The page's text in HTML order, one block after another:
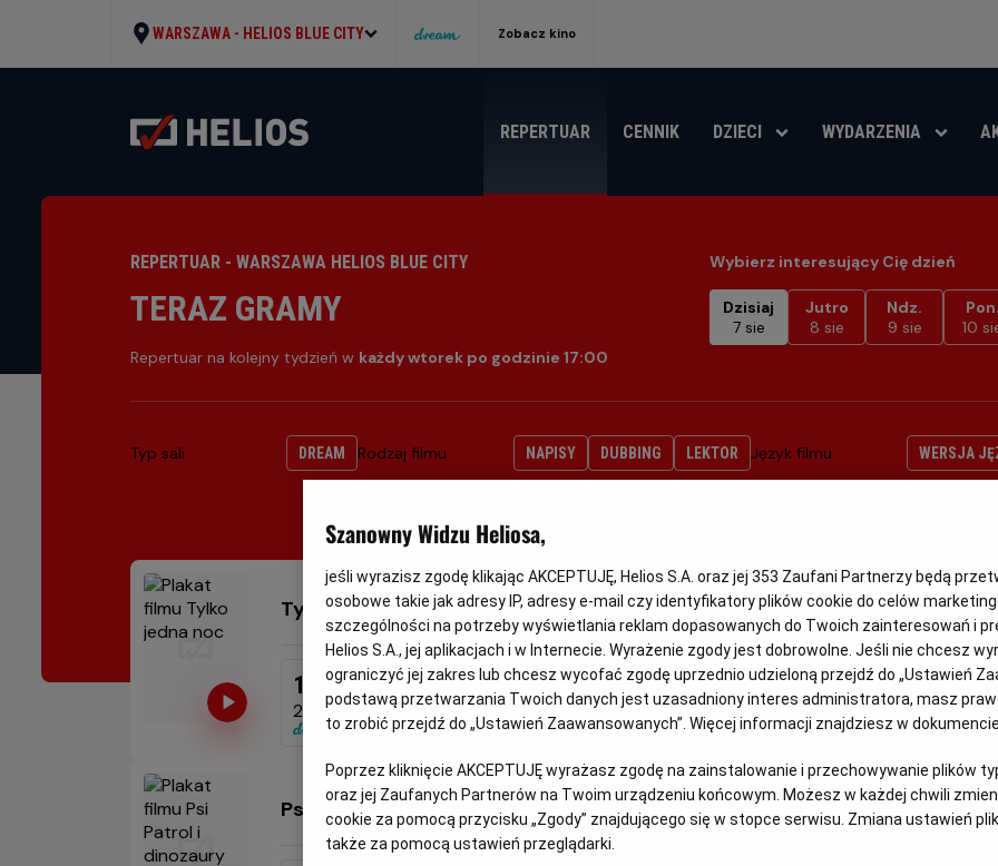
WARSZAWA - HELIOS BLUE CITY Zobacz kino
REPERTUAR CENNIK DZIECI WYDARZENIA
REPERTUAR - WARSZAWA HELIOS BLUE CITY
TERAZ GRAMY
Repertuar na kolejny tydzień w każdy wtorek po godzinie 17:00
Wybierz interesujący Cię dzień
Dzisiaj
7 sie
Jutro
8 sie
Ndz.
9 sie
Pon.
10
Typ sali DREAM Rodzaj filmu NAPISY DUBBING LEKTOR Język filmu WERSJA
Minimalny
wiek
Od 15 lat
Tylko jedna noc
19:15
2D, napisy
Minimalny
wiek
Od 6 lat
Psi Patrol i dinozaury
Szanowny Widzu Heliosa,
jeśli wyrazisz zgodę klikając AKCEPTUJĘ, Helios S.A. oraz jej 353 Zaufani Partnerzy będą
osobowe takie jak adresy IP, adresy e-mail czy identyfikatory plików cookie do celów
szczególności na potrzeby wyświetlania reklam dopasowanych do Twoich zainteresowań i
Helios S.A., jej aplikacjach i w Internecie. Wyrażenie zgody jest dobrowolne. Jeśli nie chcesz
ograniczyć jej zakres lub chcesz wycofać zgodę uprzednio udzieloną przejdź do „Ustawień
podstawą przetwarzania Twoich danych jest uzasadniony interes administratora, masz
to zrobić przejdź do „Ustawień Zaawansowanych”. Więcej informacji znajdziesz w dokumencie
Poprzez kliknięcie AKCEPTUJĘ wyrażasz zgodę na zainstalowanie i przechowywanie plików
oraz jej Zaufanych Partnerów na Twoim urządzeniu końcowym. Możesz w każdej chwili
cookie za pomocą przycisku „Zgody” znajdującego się w stopce serwisu. Zmiana ustawień
także za pomocą ustawień przeglądarki.